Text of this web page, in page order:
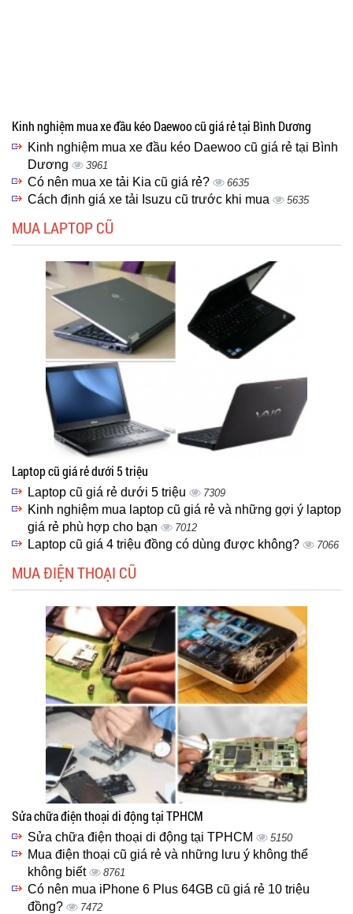
Kinh nghiệm mua xe đầu kéo Daewoo cũ giá rẻ tại Bình Dương
Kinh nghiệm mua xe đầu kéo Daewoo cũ giá rẻ tại Bình
Dương
3961
Có nên mua xe tải Kia cũ giá rẻ? 6635
Cách định giá xe tải Isuzu cũ trước khi mua 5635
MUA LAPTOP CŨ
Laptop cũ giá rẻ dưới 5 triệu
Laptop cũ giá rẻ dưới 5 triệu 7309
Kinh nghiệm mua laptop cũ giá rẻ và những gợi ý laptop
giá rẻ phù hợp cho bạn
7012
Laptop cũ giá 4 triệu đồng có dùng được không? 7066
MUA ĐIỆN THOẠI CŨ
Sửa chữa điện thoại di động tại TPHCM
Sửa chữa điện thoại di động tại TPHCM 5150
Mua điện thoại cũ giá rẻ và những lưu ý không thể
không biết
8761
Có nên mua iPhone 6 Plus 64GB cũ giá rẻ 10 triệu
đồng?
7472